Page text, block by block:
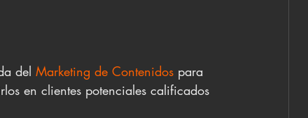
del Marketing de Contenidos para
en clientes potenciales calificados